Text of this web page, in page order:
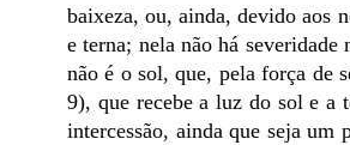
baixeza, ou, ainda, devido aos
e terna; nela não há
não é o sol, que, pela força de
9), que recebe a luz do sol e a
intercessão, ainda que seja um